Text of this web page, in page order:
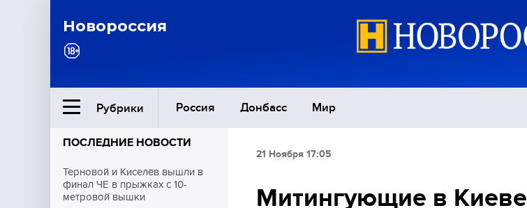
Новороссия
Рубрики Россия Донбасс Мир
Ближний Восток
ПОСЛЕДНИЕ НОВОСТИ
Терновой и Киселёв вышли в
финал ЧЕ в прыжках с 10-
метровой вышки
21 Ноября 17:05
Митингующие в Киеве